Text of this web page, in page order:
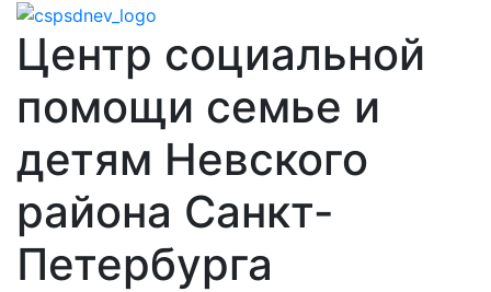
Центр социальной
помощи семье и
детям Невского
района Санкт-
Петербурга